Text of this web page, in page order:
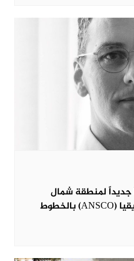
جديداً لمنطقة شمال
إفريقيا والساحل وغرب إفريقيا (ANSCO) بالخطوط